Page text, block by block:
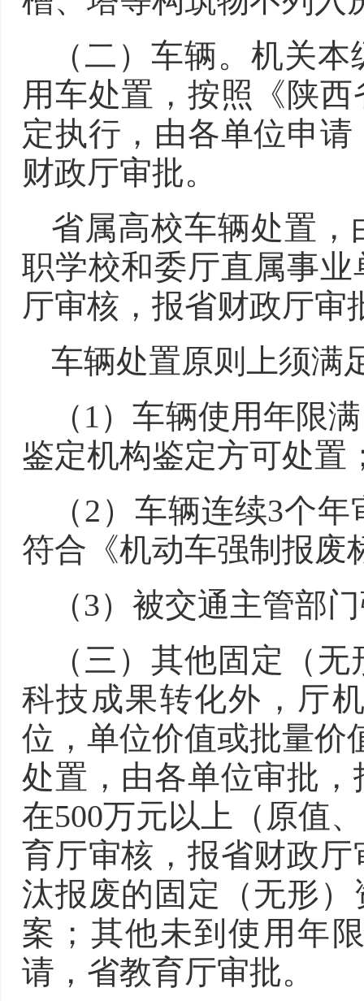
（二）车辆。机关
用车处置，按照《陕
定执行，由各单位申
财政厅审批。
省属高校车辆处置
职学校和委厅直属事
厅审核，报省财政厅审
车辆处置原则上须满
（1）车辆使用年限
鉴定机构鉴定方可处置
（2）车辆连续3个
符合《机动车强制报废
（3）被交通主管部
（三）其他固定（
科技成果转化外，厅
位，单位价值或批量价
处置，由各单位审批
在500万元以上（原值
育厅审核，报省财政
汰报废的固定（无形
案；其他未到使用年
请，省教育厅审批。